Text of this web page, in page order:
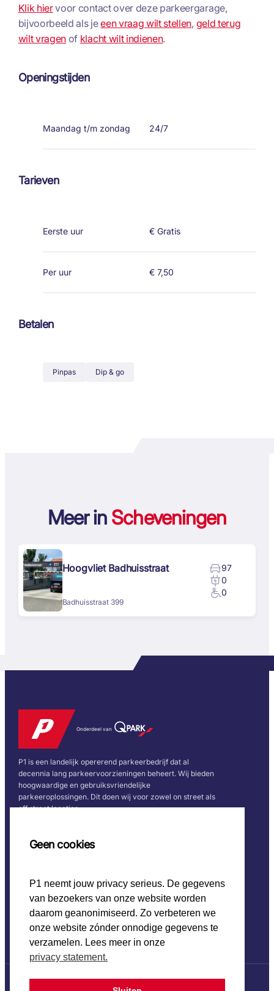
Geen cookies
P1 neemt jouw privacy serieus. De gegevens
van bezoekers van onze website worden
daarom geanonimiseerd. Zo verbeteren we
onze website zónder onnodige gegevens te
verzamelen. Lees meer in onze
privacy statement.
Klik hiervoor contact over deze parkeergarage,
bijvoorbeeld als jeeen vraag wilt stellen, geld terug
wilt vragen of klacht wilt indienen.
Openingstijden
Maandag t/m zondag 24/7
Tarieven
Eerste uur € Gratis
Per uur € 7,50
Betalen
Pinpas Dip & go
Meer in Scheveningen
Hoogvliet Badhuisstraat
Badhuisstraat 399
97
0
0
Onderdeel van
P1 is een landelijk opererend parkeerbedrijf dat al
decennia lang parkeervoorzieningen beheert. Wij bieden
hoogwaardige en gebruiksvriendelijke
parkeeroplossingen. Dit doen wij voor zowel on street als
off street locaties.
Snel naar
Home
CO2 beleid
Werken bij P1
Onze keurmerken